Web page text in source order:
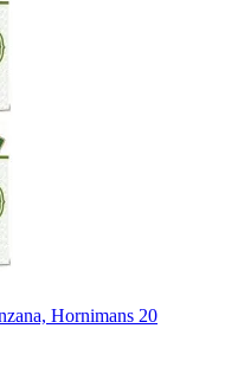
Hornimans 20